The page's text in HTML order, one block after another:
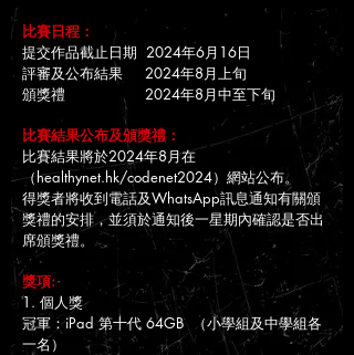
比賽日程：
提交作品截止日期 2024年6月16日
評審及公布結果 2024年8月上旬
頒獎禮 2024年8月中至下旬
比賽結果公布及頒獎禮：
比賽結果將於2024年8月在
（healthynet.hk/codenet2024）網站公布。
得獎者將收到電話及WhatsApp訊息通知有關頒
獎禮的安排，並須於通知後一星期內確認是否出
席頒獎禮。
獎項:
1. 個人獎
冠軍：iPad 第十代 64GB （小學組及中學組各
一名）